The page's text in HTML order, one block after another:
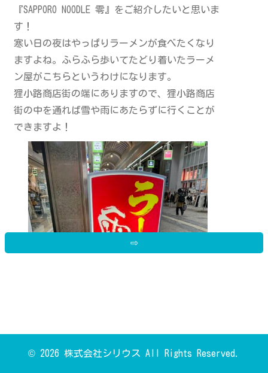
『SAPPORO NOODLE 零』をご紹介したいと思いま
す！
寒い日の夜はやっぱりラーメンが食べたくなり
ますよね。ふらふら歩いてたどり着いたラーメ
ン屋がこちらというわけになります。
狸小路商店街の端にありますので、狸小路商店
街の中を通れば雪や雨にあたらずに行くことが
できますよ！
⇨
© 2026 株式会社シリウス All Rights Reserved.